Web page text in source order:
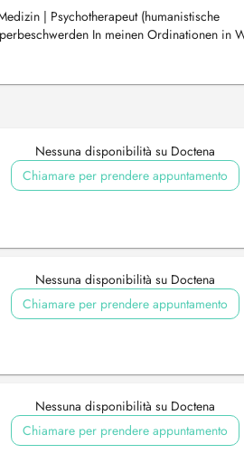
| Psychotherapeut (humanistische
In meinen Ordinationen in
Nessuna disponibilità su Doctena
Chiamare per prendere appuntamento
Nessuna disponibilità su Doctena
Chiamare per prendere appuntamento
Nessuna disponibilità su Doctena
Chiamare per prendere appuntamento